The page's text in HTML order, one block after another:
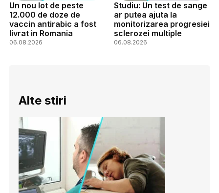
Un nou lot de peste
12.000 de doze de
vaccin antirabic a fost
livrat in Romania
06.08.2026
Studiu: Un test de sange
ar putea ajuta la
monitorizarea progresiei
sclerozei multiple
06.08.2026
Alte stiri